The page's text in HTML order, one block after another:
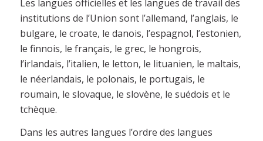
Les langues officielles et les langues de travail des
institutions de l’Union sont l’allemand, l’anglais, le
bulgare, le croate, le danois, l’espagnol, l’estonien,
le finnois, le français, le grec, le hongrois,
l’irlandais, l’italien, le letton, le lituanien, le maltais,
le néerlandais, le polonais, le portugais, le
roumain, le slovaque, le slovène, le suédois et le
tchèque.
Dans les autres langues l’ordre des langues